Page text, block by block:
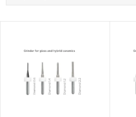
a
Nejprodávanější
Abecedně